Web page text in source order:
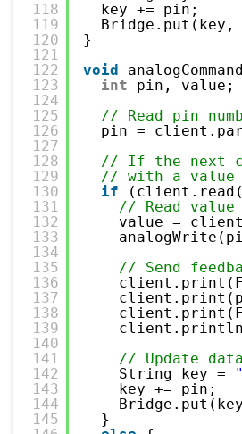
118
119
120
121
122
123
124
125
126
127
128
129
130
131
132
133
134
135
136
137
138
139
140
141
142
143
144
145
key += pin;
}
void
int
pin, value;
// Read pin
pin =
// If the next
// with a value
if
// Read value
value =
// Send
// Update
String key =
key += pin;
}